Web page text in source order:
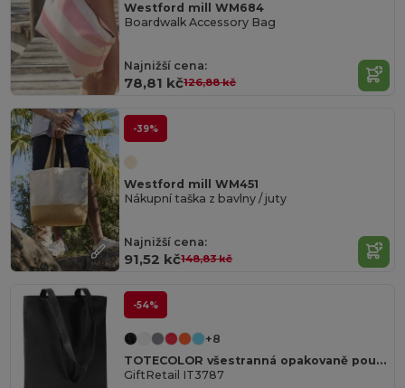
Westford mill WM684
Boardwalk Accessory Bag
Najnižší cena:
78,81 kč126,88 kč
-39%
Westford mill WM451
Nákupní taška z bavlny / juty
Najnižší cena:
91,52 kč148,83 kč
-54%
+8
TOTECOLOR všestranná opakovaně použitelná nákupní a plážová taška
GiftRetail IT3787